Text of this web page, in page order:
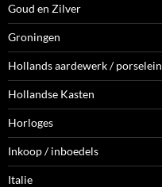
Goud en Zilver
Groningen
Hollands aardewerk / porselein
Hollandse Kasten
Horloges
Inkoop / inboedels
Italie